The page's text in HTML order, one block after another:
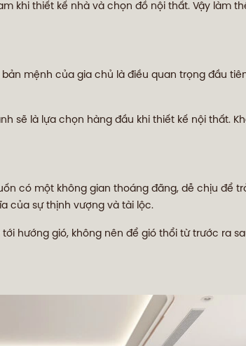
khi thiết kế nhà và chọn đồ nội thất. Vậy làm
mệnh của gia chủ là điều quan trọng đầu
sẽ là lựa chọn hàng đầu khi thiết kế nội thất.
có một không gian thoáng đãng, dễ chịu để
của sự thịnh vượng và tài lộc.
hướng gió, không nên để gió thổi từ trước ra